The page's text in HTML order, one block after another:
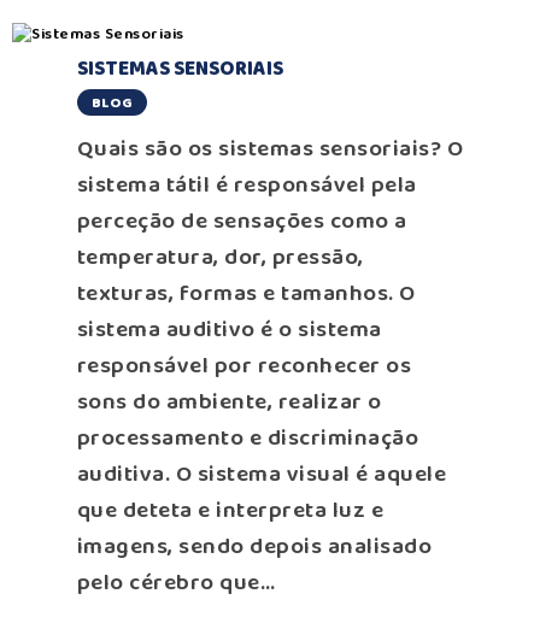
SISTEMAS SENSORIAIS
BLOG
Quais são os sistemas sensoriais? O
sistema tátil é responsável pela
perceção de sensações como a
temperatura, dor, pressão,
texturas, formas e tamanhos. O
sistema auditivo é o sistema
responsável por reconhecer os
sons do ambiente, realizar o
processamento e discriminação
auditiva. O sistema visual é aquele
que deteta e interpreta luz e
imagens, sendo depois analisado
pelo cérebro que…